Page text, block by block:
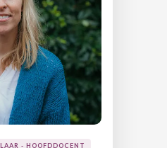
- HOOFDDOCENT